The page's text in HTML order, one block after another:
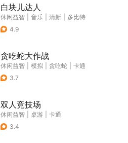
白块儿达人
休闲益智 音乐 清新
多比特
4.9
贪吃蛇大作战
休闲益智 模拟 贪吃蛇
卡通
3.7
双人竞技场
休闲益智 桌游
卡通
3.4